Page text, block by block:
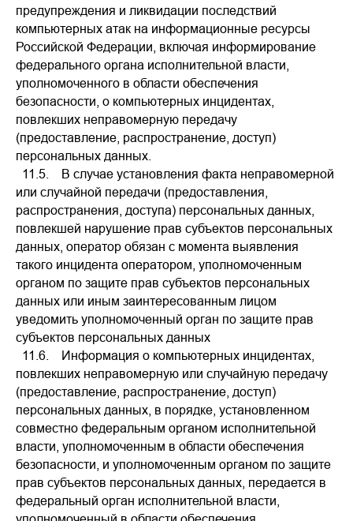
предупреждения и ликвидации последствий
компьютерных атак на информационные ресурсы
Российской Федерации, включая информирование
федерального органа исполнительной власти,
уполномоченного в области обеспечения
безопасности, о компьютерных инцидентах,
повлекших неправомерную передачу
(предоставление, распространение, доступ)
персональных данных.
11.5. В случае установления факта неправомерной
или случайной передачи (предоставления,
распространения, доступа) персональных данных,
повлекшей нарушение прав субъектов персональных
данных, оператор обязан с момента выявления
такого инцидента оператором, уполномоченным
органом по защите прав субъектов персональных
данных или иным заинтересованным лицом
уведомить уполномоченный орган по защите прав
субъектов персональных данных
11.6. Информация о компьютерных инцидентах,
повлекших неправомерную или случайную передачу
(предоставление, распространение, доступ)
персональных данных, в порядке, установленном
совместно федеральным органом исполнительной
власти, уполномоченным в области обеспечения
безопасности, и уполномоченным органом по защите
прав субъектов персональных данных, передается в
федеральный орган исполнительной власти,